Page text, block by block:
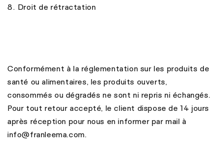
8. Droit de rétractation
Conformément à la réglementation sur les produits de
santé ou alimentaires, les produits ouverts,
consommés ou dégradés ne sont ni repris ni échangés.
Pour tout retour accepté, le client dispose de 14 jours
après réception pour nous en informer par mail à
info@franleema.com.